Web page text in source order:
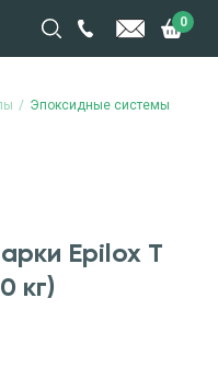
0
Эпоксидные системы
Epilox T
кг)